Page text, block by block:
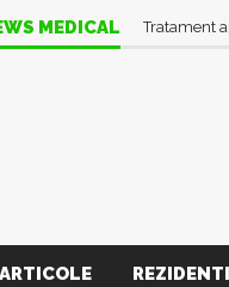
MEDICAL Tratament
ARTICOLE